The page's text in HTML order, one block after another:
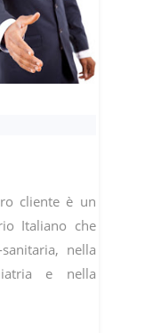
cliente è un
Italiano che
sanitaria, nella
e nella